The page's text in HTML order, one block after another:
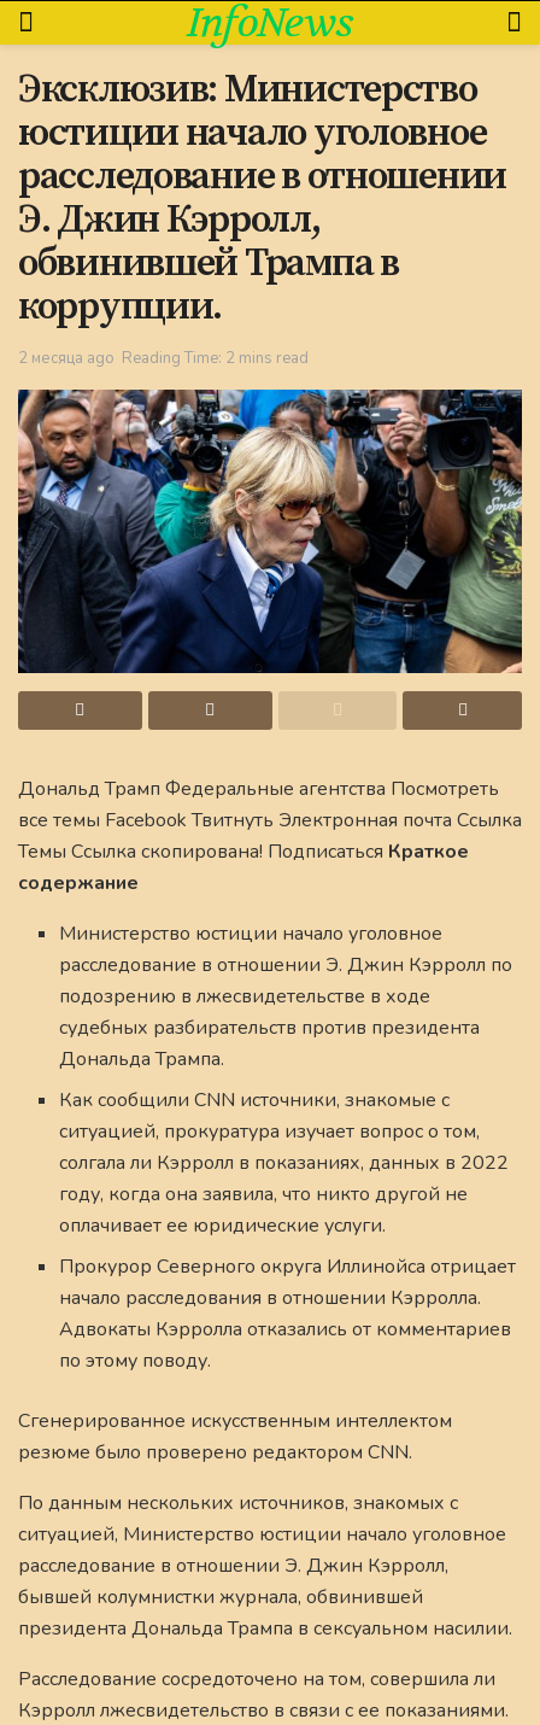
InfoNews
Эксклюзив: Министерство
юстиции начало уголовное
расследование в отношении
Э. Джин Кэрролл,
обвинившей Трампа в
коррупции.
2 месяца ago Reading Time: 2 mins read
Дональд Трамп Федеральные агентства Посмотреть
все темы Facebook Твитнуть Электронная почта Ссылка
Темы Ссылка скопирована! Подписаться Краткое
содержание
Министерство юстиции начало уголовное
расследование в отношении Э. Джин Кэрролл по
подозрению в лжесвидетельстве в ходе
судебных разбирательств против президента
Дональда Трампа.
Как сообщили CNN источники, знакомые с
ситуацией, прокуратура изучает вопрос о том,
солгала ли Кэрролл в показаниях, данных в 2022
году, когда она заявила, что никто другой не
оплачивает ее юридические услуги.
Прокурор Северного округа Иллинойса отрицает
начало расследования в отношении Кэрролла.
Адвокаты Кэрролла отказались от комментариев
по этому поводу.
Сгенерированное искусственным интеллектом
резюме было проверено редактором CNN.
По данным нескольких источников, знакомых с
ситуацией, Министерство юстиции начало уголовное
расследование в отношении Э. Джин Кэрролл,
бывшей колумнистки журнала, обвинившей
президента Дональда Трампа в сексуальном насилии.
Расследование сосредоточено на том, совершила ли
Кэрролл лжесвидетельство в связи с ее показаниями.